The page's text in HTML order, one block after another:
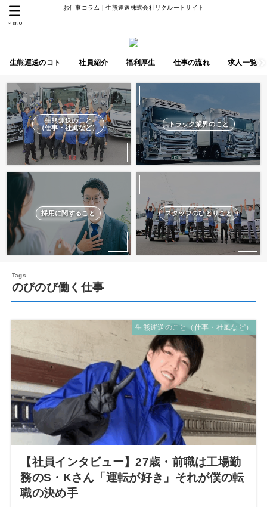
お仕事コラム | 生熊運送株式会社リクルートサイト
生熊運送のコト 社員紹介 福利厚生 仕事の流れ 求人一覧
MENU
生熊運送のこと
（仕事・社風など）
トラック業界のこと
採用に関すること スタッフのひとりごと
のびのび働く仕事
生熊運送のこと（仕事・社風など）
【社員インタビュー】27歳・前職は工場勤
務のS・Kさん「運転が好き」それが僕の転
職の決め手